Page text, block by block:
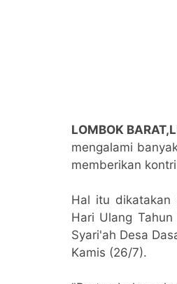
LOMBOK
mengalami
memberikan
Hal itu dikatakan
Hari Ulang
Syari'ah Desa
Kamis (26/7).